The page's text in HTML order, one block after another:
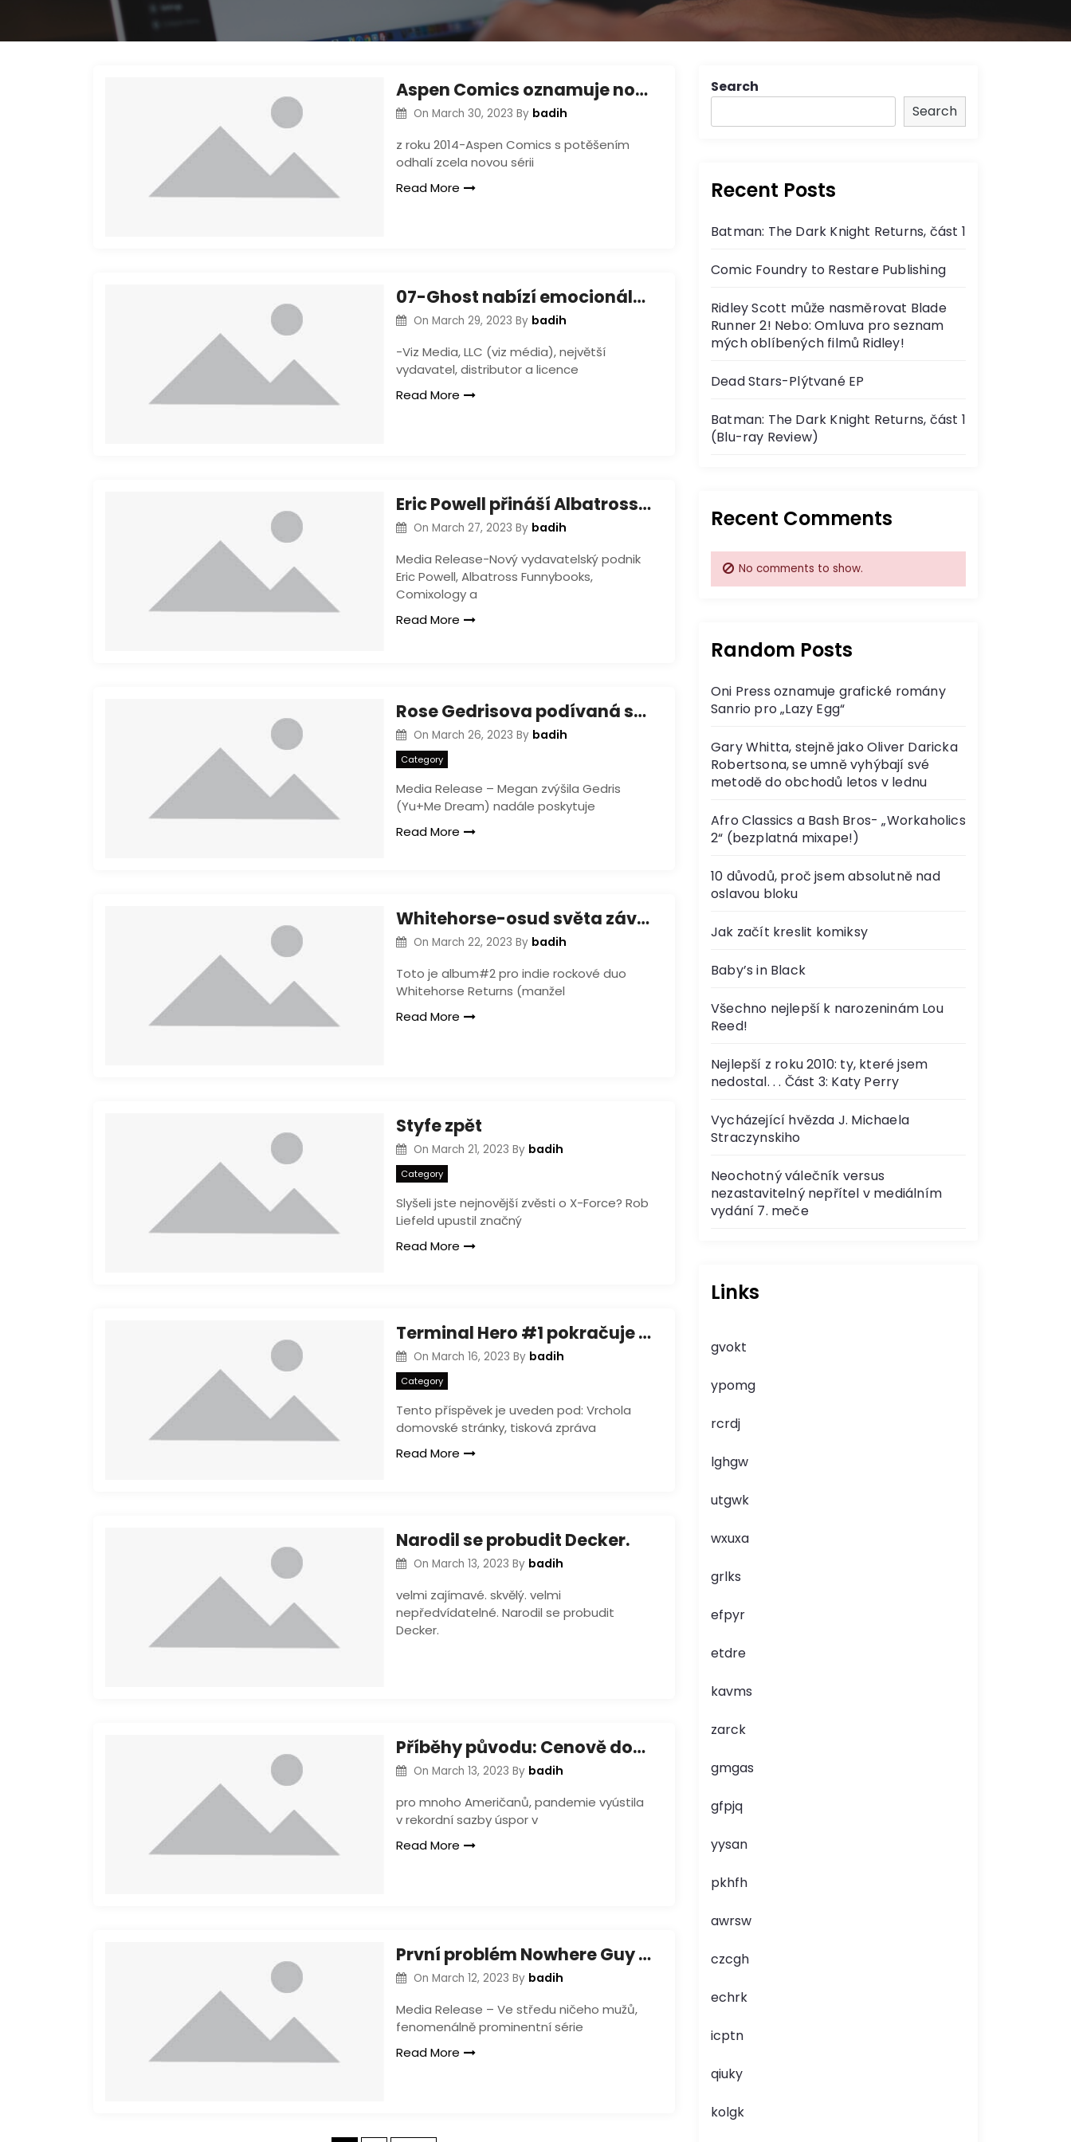
Aspen Comics oznamuje novou sérii série Xoxo
On March 30, 2023 By badih
z roku 2014-Aspen Comics s potěšením
odhalí zcela novou sérii
Read More
07-Ghost nabízí emocionálně složité vydání postav a akcí
On March 29, 2023 By badih
-Viz Media, LLC (viz média), největší
vydavatel, distributor a licence
Read More
Eric Powell přináší Albatross Funnybooks do komixologie a také Amazon
On March 27, 2023 By badih
Media Release-Nový vydavatelský podnik
Eric Powell, Albatross Funnybooks,
Comixology a
Read More
Rose Gedrisova podívaná se vrací do druhého digitálního svazku
On March 26, 2023 By badih
Category
Media Release – Megan zvýšila Gedris
(Yu+Me Dream) nadále poskytuje
Read More
Whitehorse-osud světa závisí na tomto polibku
On March 22, 2023 By badih
Toto je album#2 pro indie rockové duo
Whitehorse Returns (manžel
Read More
Styfe zpět
On March 21, 2023 By badih
Category
Slyšeli jste nejnovější zvěsti o X-Force? Rob
Liefeld upustil značný
Read More
Terminal Hero #1 pokračuje tvůrci Dynamite uvolnit linku s Peterem Milliganem!
On March 16, 2023 By badih
Category
Tento příspěvek je uveden pod: Vrchola
domovské stránky, tisková zpráva
Read More
Narodil se probudit Decker.
On March 13, 2023 By badih
velmi zajímavé. skvělý. velmi
nepředvídatelné. Narodil se probudit
Decker.
Příběhy původu: Cenově dostupné alternativy k 1. vystoupení
On March 13, 2023 By badih
pro mnoho Američanů, pandemie vyústila
v rekordní sazby úspor v
Read More
První problém Nowhere Guy získá nový tisk naposledy
On March 12, 2023 By badih
Media Release – Ve středu ničeho mužů,
fenomenálně prominentní série
Read More
Search
Search
Recent Posts
Batman: The Dark Knight Returns, část 1
Comic Foundry to Restare Publishing
Ridley Scott může nasměrovat Blade
Runner 2! Nebo: Omluva pro seznam
mých oblíbených filmů Ridley!
Dead Stars-Plýtvané EP
Batman: The Dark Knight Returns, část 1
(Blu-ray Review)
Recent Comments
No comments to show.
Random Posts
Oni Press oznamuje grafické romány
Sanrio pro „Lazy Egg“
Gary Whitta, stejně jako Oliver Daricka
Robertsona, se umně vyhýbají své
metodě do obchodů letos v lednu
Afro Classics a Bash Bros- „Workaholics
2“ (bezplatná mixape!)
10 důvodů, proč jsem absolutně nad
oslavou bloku
Jak začít kreslit komiksy
Baby’s in Black
Všechno nejlepší k narozeninám Lou
Reed!
Nejlepší z roku 2010: ty, které jsem
nedostal. . . Část 3: Katy Perry
Vycházející hvězda J. Michaela
Straczynskiho
Neochotný válečník versus
nezastavitelný nepřítel v mediálním
vydání 7. meče
Links
gvokt
ypomg
rcrdj
lghgw
utgwk
wxuxa
grlks
efpyr
etdre
kavms
zarck
gmgas
gfpjq
yysan
pkhfh
awrsw
czcgh
echrk
icptn
qiuky
kolgk